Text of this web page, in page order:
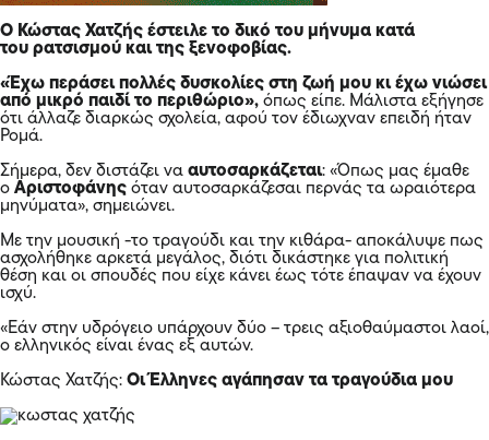
Ο Κώστας Χατζής έστειλε το δικό του μήνυμα κατά
του ρατσισμού και της ξενοφοβίας.
«Έχω περάσει πολλές δυσκολίες στη ζωή μου κι έχω νιώσει
από μικρό παιδί το περιθώριο», όπως είπε. Μάλιστα εξήγησε
ότι άλλαζε διαρκώς σχολεία, αφού τον έδιωχναν επειδή ήταν
Ρομά.
Σήμερα, δεν διστάζει να αυτοσαρκάζεται: «Όπως μας έμαθε
ο Αριστοφάνης όταν αυτοσαρκάζεσαι περνάς τα ωραιότερα
μηνύματα», σημειώνει.
Με την μουσική -το τραγούδι και την κιθάρα- αποκάλυψε πως
ασχολήθηκε αρκετά μεγάλος, διότι δικάστηκε για πολιτική
θέση και οι σπουδές που είχε κάνει έως τότε έπαψαν να έχουν
ισχύ.
«Εάν στην υδρόγειο υπάρχουν δύο – τρεις αξιοθαύμαστοι λαοί,
ο ελληνικός είναι ένας εξ αυτών.
Κώστας Χατζής: Οι Έλληνες αγάπησαν τα τραγούδια μου